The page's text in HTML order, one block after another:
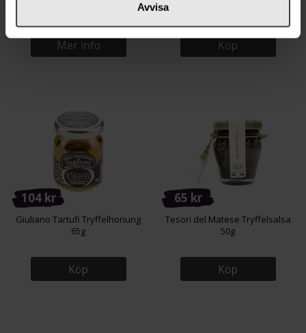
Avvisa
Mer info Köp
104 kr
Giuliano Tartufi Tryffelhonung
65g
Köp
65 kr
Tesori del Matese Tryffelsalsa
50g
Köp